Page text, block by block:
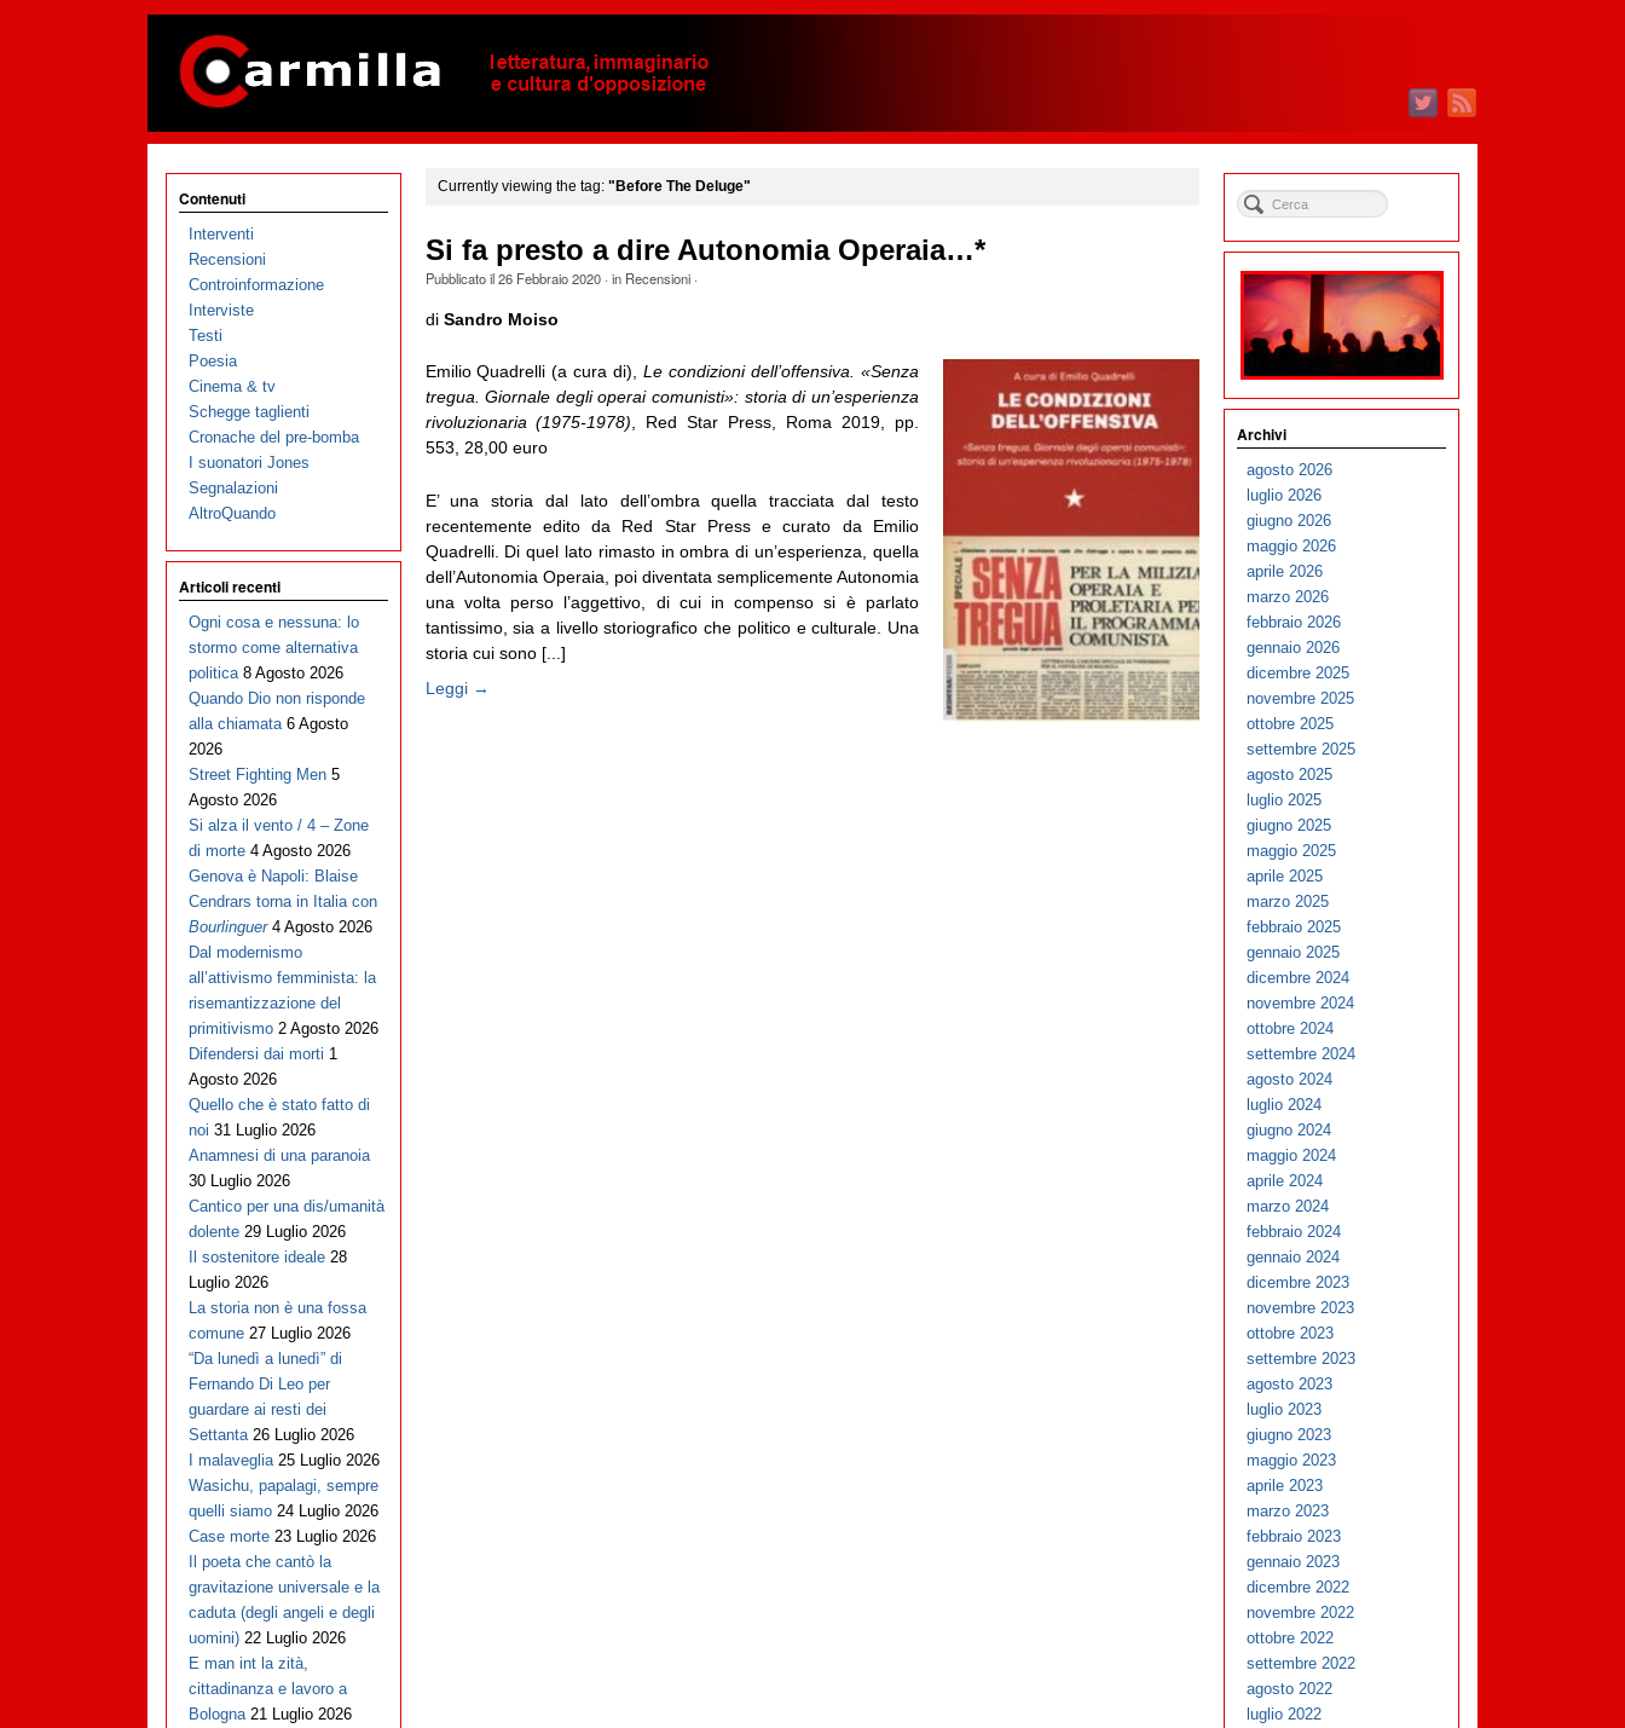
Currently viewing the tag: "Before The Deluge"
Si fa presto a dire Autonomia Operaia…*
Pubblicato il26 Febbraio 2020· in Recensioni·
di Sandro Moiso
Emilio Quadrelli (a cura di),Le condizioni dell’offensiva. «Senza
tregua. Giornale degli operai comunisti»: storia di un’esperienza
rivoluzionaria (1975-1978) , Red Star Press, Roma 2019, pp.
553, 28,00 euro
E’ una storia dal lato dell’ombra quella tracciata dal testo
recentemente edito da Red Star Press e curato da Emilio
Quadrelli. Di quel lato rimasto in ombra di un’esperienza, quella
dell’Autonomia Operaia, poi diventata semplicemente Autonomia
una volta perso l’aggettivo, di cui in compenso si è parlato
tantissimo, sia a livello storiografico che politico e culturale. Una
storia cui sono [...]
Leggi →
Contenuti
Interventi
Recensioni
Controinformazione
Interviste
Testi
Poesia
Cinema & tv
Schegge taglienti
Cronache del pre-bomba
I suonatori Jones
Segnalazioni
AltroQuando
Articoli recenti
Ogni cosa e nessuna: lo
stormo come alternativa
politica 8 Agosto 2026
Quando Dio non risponde
alla chiamata 6 Agosto
2026
Street Fighting Men 5
Agosto 2026
Si alza il vento / 4 – Zone
di morte 4 Agosto 2026
Genova è Napoli: Blaise
Cendrars torna in Italia con
Bourlinguer 4 Agosto 2026
Dal modernismo
all’attivismo femminista: la
risemantizzazione del
primitivismo 2 Agosto 2026
Difendersi dai morti 1
Agosto 2026
Quello che è stato fatto di
noi 31 Luglio 2026
Anamnesi di una paranoia
30 Luglio 2026
Cantico per una dis/umanità
dolente 29 Luglio 2026
Il sostenitore ideale 28
Luglio 2026
La storia non è una fossa
comune 27 Luglio 2026
“Da lunedì a lunedì” di
Fernando Di Leo per
guardare ai resti dei
Settanta 26 Luglio 2026
I malaveglia 25 Luglio 2026
Wasichu, papalagi, sempre
quelli siamo 24 Luglio 2026
Case morte 23 Luglio 2026
Il poeta che cantò la
gravitazione universale e la
caduta (degli angeli e degli
uomini) 22 Luglio 2026
E man int la zità,
cittadinanza e lavoro a
Bologna 21 Luglio 2026
Archivi
agosto 2026
luglio 2026
giugno 2026
maggio 2026
aprile 2026
marzo 2026
febbraio 2026
gennaio 2026
dicembre 2025
novembre 2025
ottobre 2025
settembre 2025
agosto 2025
luglio 2025
giugno 2025
maggio 2025
aprile 2025
marzo 2025
febbraio 2025
gennaio 2025
dicembre 2024
novembre 2024
ottobre 2024
settembre 2024
agosto 2024
luglio 2024
giugno 2024
maggio 2024
aprile 2024
marzo 2024
febbraio 2024
gennaio 2024
dicembre 2023
novembre 2023
ottobre 2023
settembre 2023
agosto 2023
luglio 2023
giugno 2023
maggio 2023
aprile 2023
marzo 2023
febbraio 2023
gennaio 2023
dicembre 2022
novembre 2022
ottobre 2022
settembre 2022
agosto 2022
luglio 2022